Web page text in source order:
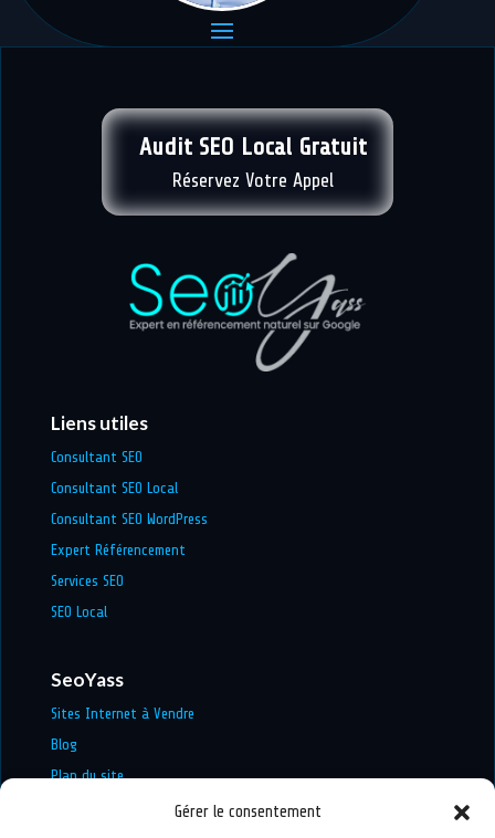
Gérer le consentement
Audit SEO Local Gratuit
Réservez Votre Appel
Liens utiles
Consultant SEO
Consultant SEO Local
Consultant SEO WordPress
Expert Référencement
Services SEO
SEO Local
SeoYass
Sites Internet à Vendre
Blog
Plan du site